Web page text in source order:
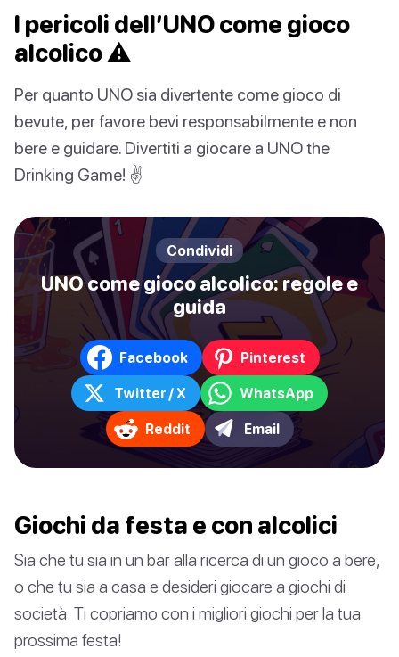
I pericoli dell’UNO come gioco
alcolico ⚠️
Per quanto UNO sia divertente come gioco di
bevute, per favore bevi responsabilmente e non
bere e guidare. Divertiti a giocare a UNO the
Drinking Game! ✌️
Condividi
UNO come gioco alcolico: regole e
guida
Facebook Pinterest
Twitter / X WhatsApp
Reddit Email
Giochi da festa e con alcolici
Sia che tu sia in un bar alla ricerca di un gioco a bere,
o che tu sia a casa e desideri giocare a giochi di
società. Ti copriamo con i migliori giochi per la tua
prossima festa!